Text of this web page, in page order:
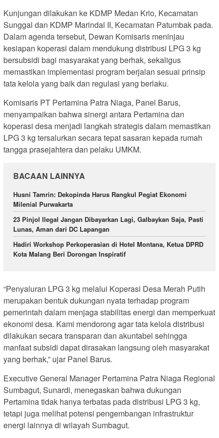
Kunjungan dilakukan ke KDMP Medan Krio, Kecamatan
Sunggal dan KDMP Marindal II, Kecamatan Patumbak pada.
Dalam agenda tersebut, Dewan Komisaris meninjau
kesiapan koperasi dalam mendukung distribusi LPG 3 kg
bersubsidi bagi masyarakat yang berhak, sekaligus
memastikan implementasi program berjalan sesuai prinsip
tata kelola yang baik dan regulasi yang berlaku.
Komisaris PT Pertamina Patra Niaga, Panel Barus,
menyampaikan bahwa sinergi antara Pertamina dan
koperasi desa menjadi langkah strategis dalam memastikan
LPG 3 kg tersalurkan secara tepat sasaran kepada rumah
tangga prasejahtera dan pelaku UMKM.
BACAAN LAINNYA
Husni Tamrin: Dekopinda Harus Rangkul Pegiat Ekonomi
Milenial Purwakarta
23 Pinjol Ilegal Jangan Dibayarkan Lagi, Galbaykan Saja, Pasti
Lunas, Aman dari DC Lapangan
Hadiri Workshop Perkoperasian di Hotel Montana, Ketua DPRD
Kota Malang Beri Dorongan Inspiratif
“Penyaluran LPG 3 kg melalui Koperasi Desa Merah Putih
merupakan bentuk dukungan nyata terhadap program
pemerintah dalam menjaga stabilitas energi dan memperkuat
ekonomi desa. Kami mendorong agar tata kelola distribusi
dilakukan secara transparan dan akuntabel sehingga
manfaat subsidi dapat dirasakan langsung oleh masyarakat
yang berhak,” ujar Panel Barus.
Executive General Manager Pertamina Patra Niaga Regional
Sumbagut, Sunardi, menegaskan bahwa dukungan
Pertamina tidak hanya terbatas pada distribusi LPG 3 kg,
tetapi juga melihat potensi pengembangan infrastruktur
energi lainnya di wilayah Sumbagut.